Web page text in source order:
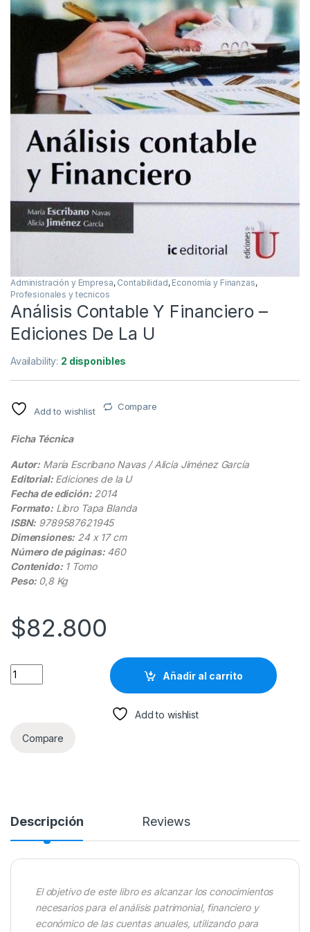
Administración y Empresa, Contabilidad, Economía y Finanzas,
Profesionales y tecnicos
Análisis Contable Y Financiero –
Ediciones De La U
Availability: 2 disponibles
Add to wishlist Compare
Ficha Técnica
Autor: María Escribano Navas / Alicia Jiménez García
Editorial:Ediciones de la U
Fecha de edición:2014
Formato:Libro Tapa Blanda
ISBN: 9789587621945
Dimensiones: 24 x 17 cm
Número de páginas:460
Contenido:1 Tomo
Peso: 0,8 Kg
$82.800
Análisis Contable Y Financiero - Ediciones De La U quantity
Añadir al carrito
Add to wishlist
Compare
Descripción Reviews
El objetivo de este libro es alcanzar los conocimientos
necesarios para el análisis patrimonial, financiero y
económico de las cuentas anuales, utilizando para